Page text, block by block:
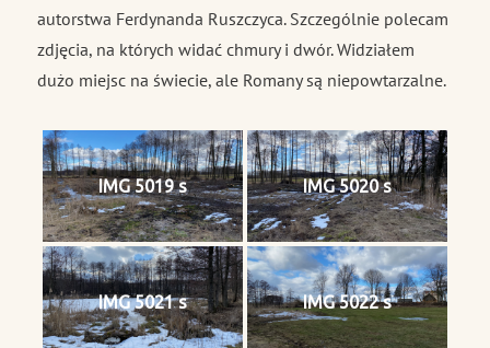
autorstwa Ferdynanda Ruszczyca. Szczególnie polecam
zdjęcia, na których widać chmury i dwór. Widziałem
dużo miejsc na świecie, ale Romany są niepowtarzalne.
IMG 5019 s IMG 5020 s
IMG 5021 s IMG 5022 s